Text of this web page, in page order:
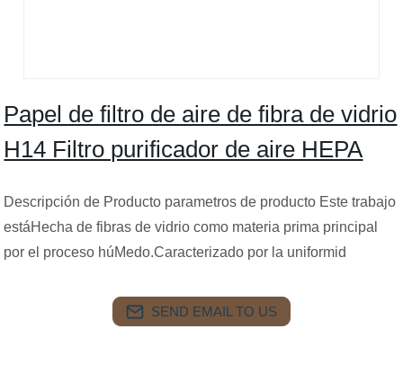
Papel de filtro de aire de fibra de vidrio
H14 Filtro purificador de aire HEPA
Descripción de Producto parametros de producto Este trabajo
estáHecha de fibras de vidrio como materia prima principal
por el proceso húMedo.Caracterizado por la uniformid
SEND EMAIL TO US